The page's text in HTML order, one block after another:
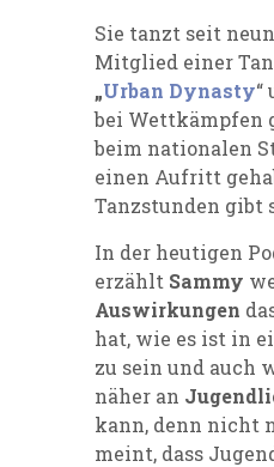
Sie tanzt seit
Mitglied einer
„Urban Dynasty“
bei Wettkämpfen
beim nationalen
einen Aufritt
Tanzstunden gibt
In der heutigen
erzählt Sammy
Auswirkungen
hat, wie es ist in
zu sein und auch
näher an
kann, denn nicht
meint, dass